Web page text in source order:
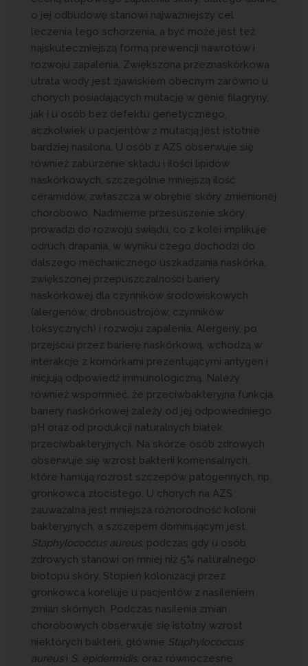
o jej odbudowę stanowi najważniejszy cel
leczenia tego schorzenia, a być może jest też
najskuteczniejszą formą prewencji nawrotów i
rozwoju zapalenia. Zwiększona przeznaskórkowa
utrata wody jest zjawiskiem obecnym zarówno u
chorych posiadających mutację w genie filagryny,
jak i u osób bez defektu genetycznego,
aczkolwiek u pacjentów z mutacją jest istotnie
bardziej nasilona. U osób z AZS obserwuje się
również zaburzenie składu i ilości lipidów
naskórkowych, szczególnie mniejszą ilość
ceramidów, zwłaszcza w obrębie skóry zmienionej
chorobowo. Nadmierne przesuszenie skóry
prowadzi do rozwoju świądu, co z kolei implikuje
odruch drapania, w wyniku czego dochodzi do
dalszego mechanicznego uszkadzania naskórka,
zwiększonej przepuszczalności bariery
naskórkowej dla czynników środowiskowych
(alergenów, drobnoustrojów, czynników
toksycznych) i rozwoju zapalenia. Alergeny, po
przejściu przez barierę naskórkową, wchodzą w
interakcje z komórkami prezentującymi antygen i
inicjują odpowiedź immunologiczną. Należy
również wspomnieć, że przeciwbakteryjna funkcja
bariery naskórkowej zależy od jej odpowiedniego
pH oraz od produkcji naturalnych białek
przeciwbakteryjnych. Na skórze osób zdrowych
obserwuje się wzrost bakterii komensalnych,
które hamują rozrost szczepów patogennych, np.
gronkowca złocistego. U chorych na AZS
zauważalna jest mniejsza różnorodność kolonii
bakteryjnych, a szczepem dominującym jest
Staphylococcus aureus, podczas gdy u osób
zdrowych stanowi on mniej niż 5% naturalnego
biotopu skóry. Stopień kolonizacji przez
gronkowca koreluje u pacjentów z nasileniem
zmian skórnych. Podczas nasilenia zmian
chorobowych obserwuje się istotny wzrost
niektórych bakterii, głównie Staphylococcus
aureus i S. epidermidis, oraz równoczesne